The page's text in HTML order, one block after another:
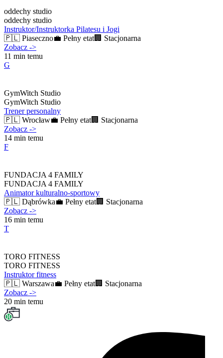
oddechy studio
oddechy studio
Instruktor/Instruktorka Pilatesu i Jogi
🇵🇱 Piaseczno💼 Pełny etat🏢 Stacjonarna
Zobacz ->
11 min temu
G
GymWitch Studio
GymWitch Studio
Trener personalny
🇵🇱 Wrocław💼 Pełny etat🏢 Stacjonarna
Zobacz ->
14 min temu
F
FUNDACJA 4 FAMILY
FUNDACJA 4 FAMILY
Animator kulturalno-sportowy
🇵🇱 Dąbrówka💼 Pełny etat🏢 Stacjonarna
Zobacz ->
16 min temu
T
TORO FITNESS
TORO FITNESS
Instruktor fitness
🇵🇱 Warszawa💼 Pełny etat🏢 Stacjonarna
Zobacz ->
20 min temu